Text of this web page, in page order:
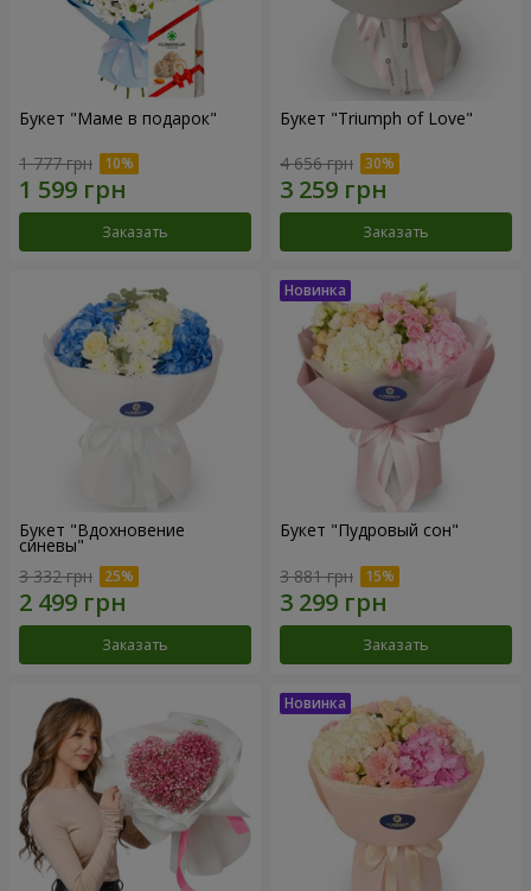
Букет "Маме в подарок"
1 777 грн
Заказать
Букет "Triumph of Love"
4 656 грн
Заказать
Букет "Вдохновение
синевы"
3 332 грн
Заказать
Букет "Пудровый сон"
3 881 грн
Заказать